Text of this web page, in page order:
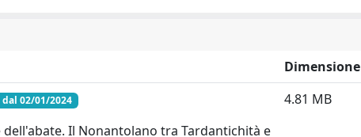
Dimensione
dal 02/01/2024
Il Nonantolano tra Tardantichità e
4.81 MB